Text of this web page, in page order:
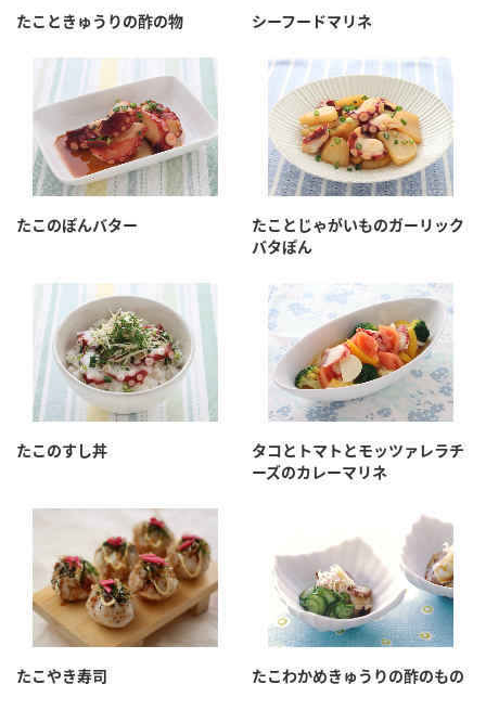
納豆の豆知識
鍋奉行マニュアル
ミツカンのCM
ロングセラー商品 ＋ おすすめレシピ
人気商品 ＋ おすすめレシピ
おいしさと健康への取り組み
キッザニア東京「ぽん酢工房」
ミツカン公式通販
業務用サイト ミツカングループについて 製造所固有記号一覧
たこときゅうりの酢の物 シーフードマリネ
たこのぽんバター
たことじゃがいものガーリック
バタぽん
たこのすし丼
タコとトマトとモッツァレラチ
ーズのカレーマリネ
たこやき寿司 たこわかめきゅうりの酢のもの